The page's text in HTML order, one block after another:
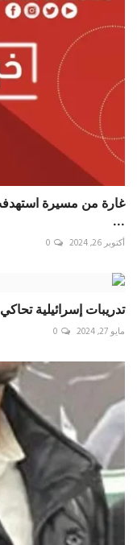
غارة من مسيرة
...
أكتوبر 26, 2024 0
تدريبات إسرائيلية
مايو 27, 2024 0